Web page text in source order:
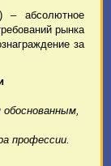
– абсолютное
рынка
за
профессии.